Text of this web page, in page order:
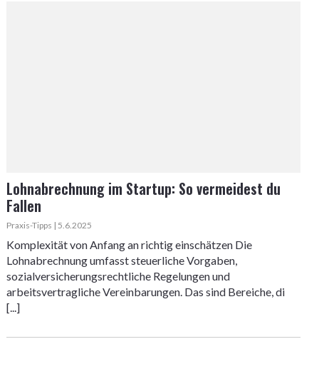
Lohnabrechnung im Startup: So vermeidest du
Fallen
Praxis-Tipps | 5.6.2025
Komplexität von Anfang an richtig einschätzen Die
Lohnabrechnung umfasst steuerliche Vorgaben,
sozialversicherungsrechtliche Regelungen und
arbeitsvertragliche Vereinbarungen. Das sind Bereiche, di
[...]